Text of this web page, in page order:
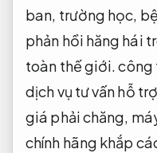
ban, trường học,
phản hồi hăng hái
toàn thế giới. công
dịch vụ tư vấn hỗ
giá phải chăng,
chính hãng khắp